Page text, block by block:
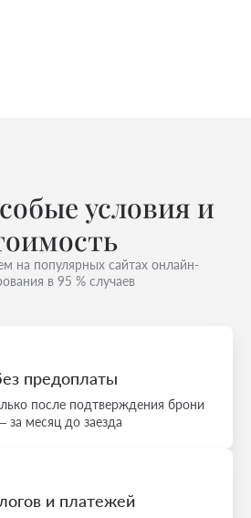
условия и
на популярных сайтах онлайн-
в 95 % случаев
предоплаты
после подтверждения брони
за месяц до заезда
и платежей